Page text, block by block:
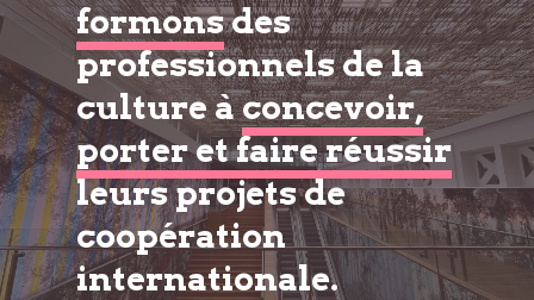
formonsdes
professionnels de la
culture àconcevoir,
porter et faire réussir
leurs projets de
coopération
internationale.